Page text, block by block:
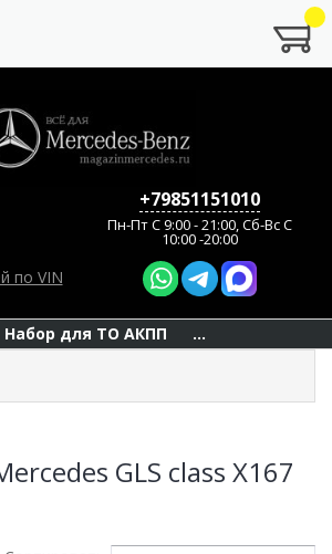
по VIN
+79851151010
Пн-Пт C 9:00 - 21:00, Сб-Вс С
10:00 -20:00
Набор для ТО АКПП ...
GLS class X167